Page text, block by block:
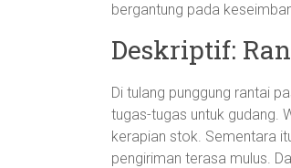
bergantung pada
Deskriptif:
Di tulang punggung rantai
tugas-tugas untuk gudang.
kerapian stok. Sementara
pengiriman terasa mulus.